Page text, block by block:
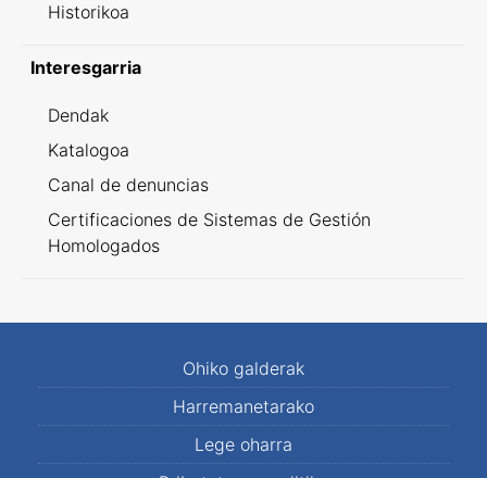
Historikoa
Interesgarria
Dendak
Katalogoa
Canal de denuncias
Certificaciones de Sistemas de Gestión
Homologados
Ohiko galderak
Harremanetarako
Lege oharra